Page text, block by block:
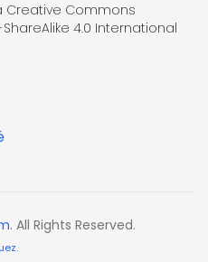
Creative Commons
4.0 International
. All Rights Reserved.
.